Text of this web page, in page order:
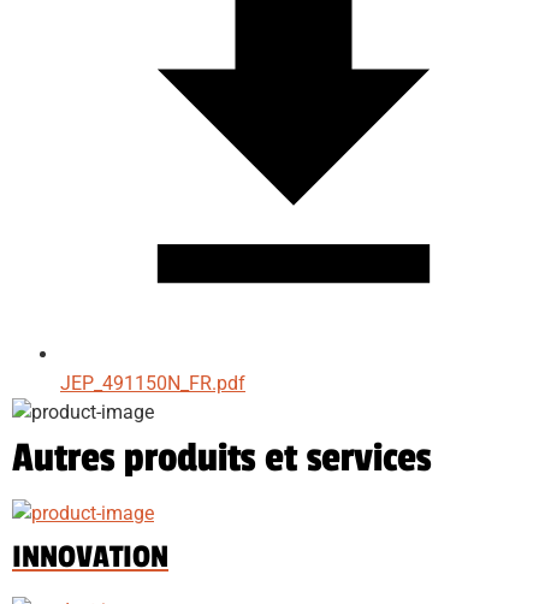
JEP_491150N_FR.pdf
Autres produits et services
INNOVATION